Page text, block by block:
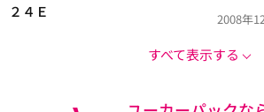
２４Ｅ 2008年
すべて表示する